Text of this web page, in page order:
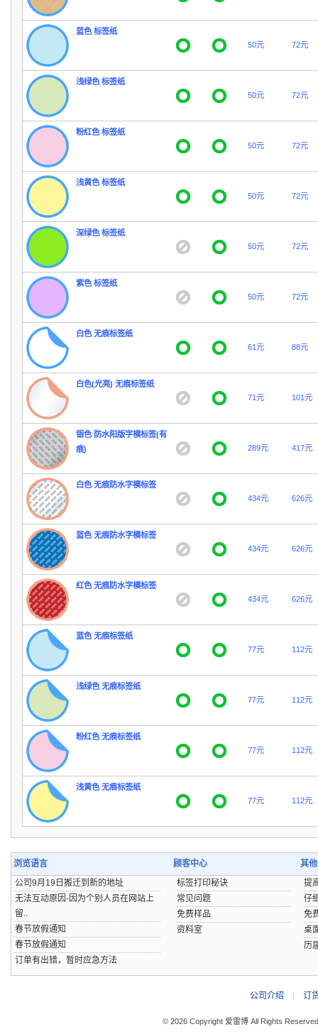
蓝色 标签纸
50元
72元
浅绿色 标签纸
50元
72元
粉红色 标签纸
50元
72元
浅黄色 标签纸
50元
72元
深绿色 标签纸
50元
72元
紫色 标签纸
50元
72元
白色 无痕标签纸
61元
88元
白色(光亮) 无痕标签纸
71元
101元
银色 防水阳版字模标签(有
痕)
289元 417元
白色 无痕防水字模标签
434元
626元
蓝色 无痕防水字模标签
434元
626元
红色 无痕防水字模标签
434元
626元
蓝色 无痕标签纸
77元
112元
浅绿色 无痕标签纸
77元
112元
粉红色 无痕标签纸
77元
112元
浅黄色 无痕标签纸
77元
112元
浏览语言
公司9月19日搬迁到新的地址
无法互动原因-因为个别人员在网站上
留..
春节放假通知
春节放假通知
订单有出错，暂时应急方法
顾客中心
标签打印秘诀
常见问题
免费样品
资料室
其
提
仔
免
桌
历
公司介绍 订
© 2026 Copyright 爱雷博 All Rights